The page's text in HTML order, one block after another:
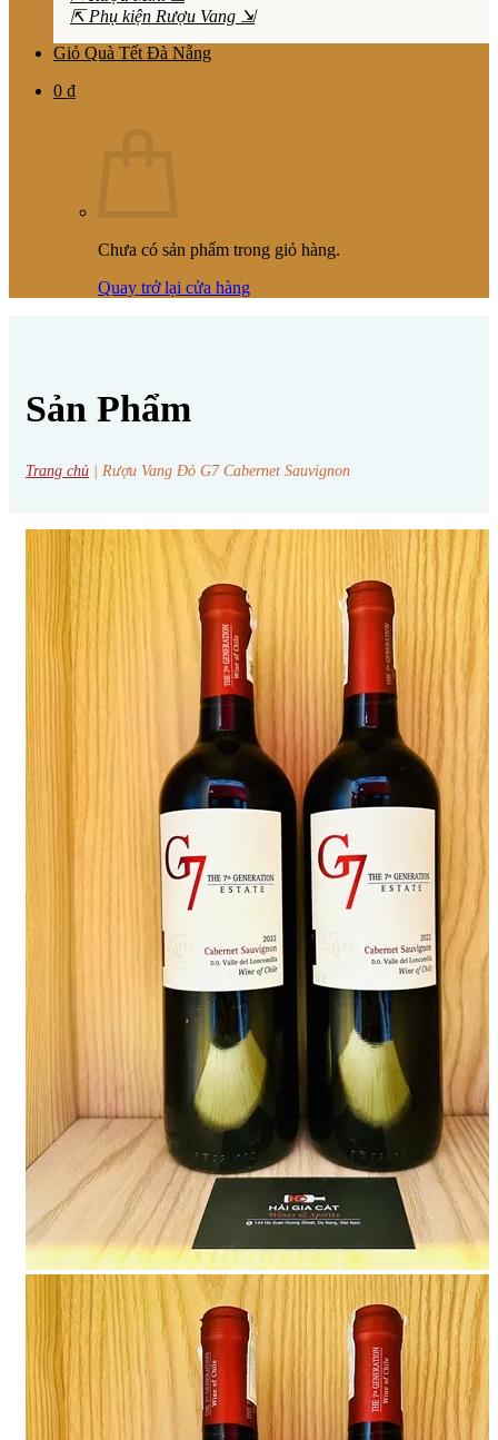
⇱ Phụ kiện Rượu Vang ⇲
Giỏ Quà Tết Đà Nẵng
0 ₫
Chưa có sản phẩm trong giỏ hàng.
Quay trở lại cửa hàng
Sản Phẩm
Trang chủ Rượu Vang Đỏ G7 Cabernet Sauvignon